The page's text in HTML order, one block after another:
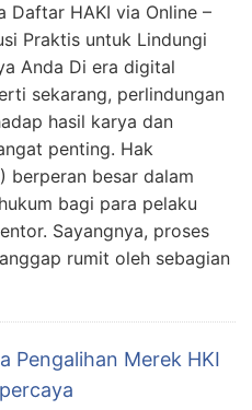
Daftar HAKI via Online –
Praktis untuk Lindungi
Anda Di era digital
sekarang, perlindungan
hasil karya dan
penting. Hak
berperan besar dalam
bagi para pelaku
Sayangnya, proses
rumit oleh sebagian
Pengalihan Merek HKI